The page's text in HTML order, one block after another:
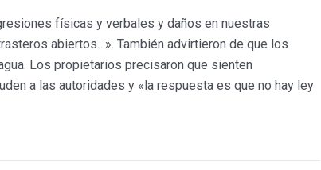
físicas y verbales y daños en nuestras
abiertos…». También advirtieron de que los
Los propietarios precisaron que sienten
a las autoridades y «la respuesta es que no hay ley